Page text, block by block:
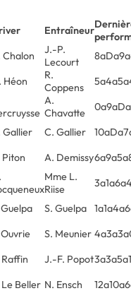
Entraîneur
Chalon
J.-P.
Lecourt
Héon
R.
Coppens
A.
Chavatte
Gallier C. Gallier
Piton A. Demissy
Mme L.
Riise
S. Guelpa
Ouvrie S. Meunier
Raffin J.-F. Popot
Le Beller N. Ensch